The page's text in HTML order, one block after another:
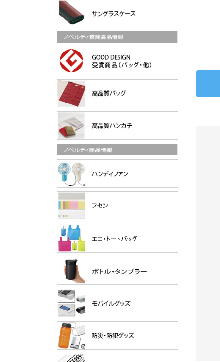
【メガネクロス】メガネ
拭き（TEISI-Z-2）サイ
ズ：150×120㎜ 印刷...
¥8,400/印刷なし
100枚価格
【高品質】クルリト ラン
チバッグ（TR-1124）
¥607
価